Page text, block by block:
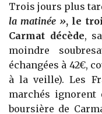
Trois jours plus
la matinée », le
Carmat décède,
moindre
échangées à 42€,
à la veille). Les
marchés ignorent
boursière de